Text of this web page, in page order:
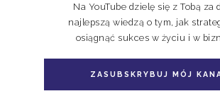
Na YouTube dzielę się z Tobą za
najlepszą wiedzą o tym, jak
osiągnąć sukces w życiu i w
ZASUBSKRYBUJ MÓJ